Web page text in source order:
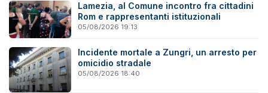
Lamezia, al Comune incontro fra cittadini
Rom e rappresentanti istituzionali
05/08/2026 19:13
Incidente mortale a Zungri, un arresto per
omicidio stradale
05/08/2026 18:40